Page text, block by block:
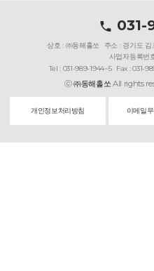
031-
상호 : ㈜동해홀쏘 주소 : 경기도
사업자등록번
Tel : 031-989-1944~5 Fax : 031-
ⓒ㈜동해홀쏘 All rights
개인정보처리방침 이메일